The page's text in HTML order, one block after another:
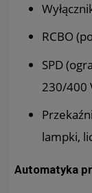
RCBO
SPD
230/400
lampki,
Automatyka